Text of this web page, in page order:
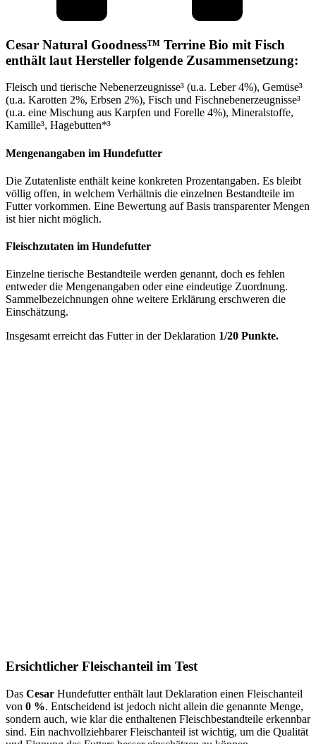
Cesar Natural Goodness™ Terrine Bio mit Fisch
enthält laut Hersteller folgende Zusammensetzung:
Fleisch und tierische Nebenerzeugnisse³ (u.a. Leber 4%), Gemüse³
(u.a. Karotten 2%, Erbsen 2%), Fisch und Fischnebenerzeugnisse³
(u.a. eine Mischung aus Karpfen und Forelle 4%), Mineralstoffe,
Kamille³, Hagebutten*³
Mengenangaben im Hundefutter
Die Zutatenliste enthält keine konkreten Prozentangaben. Es bleibt
völlig offen, in welchem Verhältnis die einzelnen Bestandteile im
Futter vorkommen. Eine Bewertung auf Basis transparenter Mengen
ist hier nicht möglich.
Fleischzutaten im Hundefutter
Einzelne tierische Bestandteile werden genannt, doch es fehlen
entweder die Mengenangaben oder eine eindeutige Zuordnung.
Sammelbezeichnungen ohne weitere Erklärung erschweren die
Einschätzung.
Insgesamt erreicht das Futter in der Deklaration 1/20 Punkte.
Ersichtlicher Fleischanteil im Test
Das Cesar Hundefutter enthält laut Deklaration einen Fleischanteil
von 0 %. Entscheidend ist jedoch nicht allein die genannte Menge,
sondern auch, wie klar die enthaltenen Fleischbestandteile erkennbar
sind. Ein nachvollziehbarer Fleischanteil ist wichtig, um die Qualität